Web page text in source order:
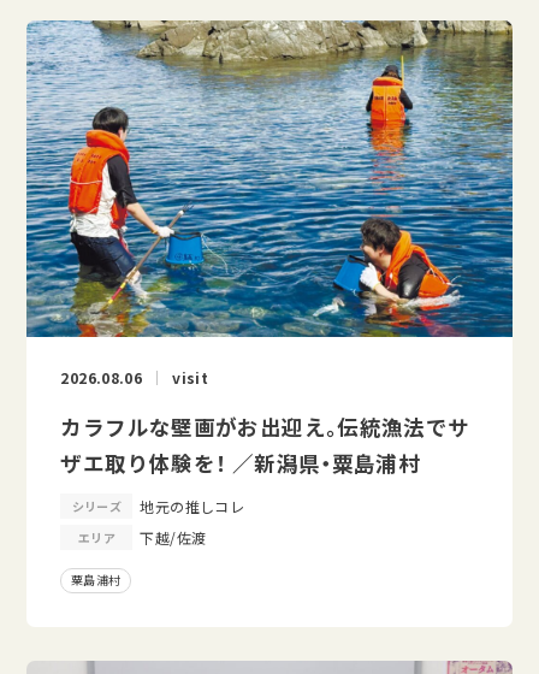
2026.08.06 visit
カラフルな壁画がお出迎え。伝統漁法でサ
ザエ取り体験を！ ／新潟県・粟島浦村
シリーズ 地元の推しコレ
エリア 下越/佐渡
粟島浦村